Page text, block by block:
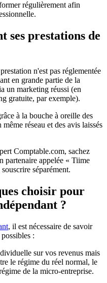
régulièrement afin
ses prestations de
n'est pas réglementée
en grande partie de la
un marketing réussi (en
gratuite, par exemple).
à la bouche à oreille des
réseau et des avis laissés
Comptable.com, sachez
partenaire appelée « Tiime
séparément.
choisir pour
?
, il est nécessaire de savoir
:
sur vos revenus mais
le régime du réel normal, le
de la micro-entreprise.